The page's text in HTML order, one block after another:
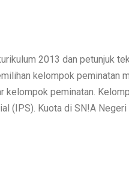
2013 dan petunjuk
kelompok peminatan
kelompok peminatan.
(IPS). Kuota di SN!A